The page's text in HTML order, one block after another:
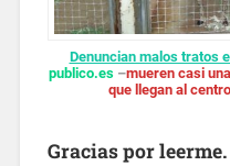
Denuncian malos tratos
publico.es–mueren casi
que llegan al
Gracias por leerme.